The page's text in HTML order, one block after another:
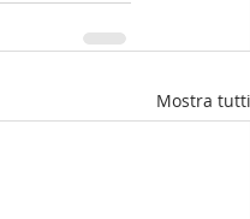
Mostra tutti